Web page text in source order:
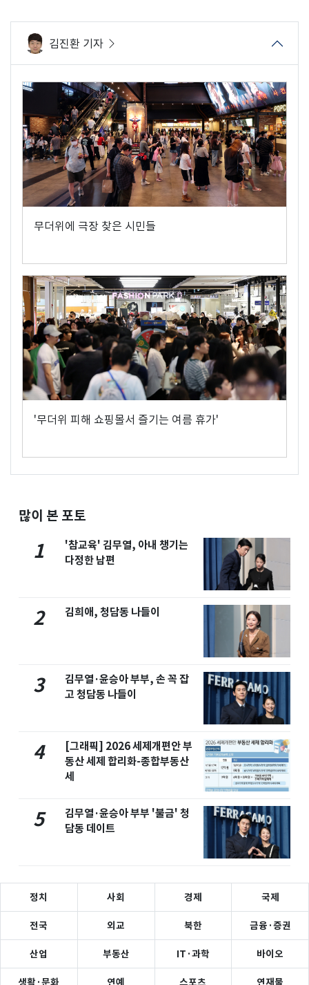
김진환 기자
무더위에 극장 찾은 시민들
'무더위 피해 쇼핑몰서 즐기는 여름 휴가'
많이 본 포토
1
'참교육' 김무열, 아내 챙기는
다정한 남편
2 김희애, 청담동 나들이
3
김무열·윤승아 부부, 손 꼭 잡
고 청담동 나들이
4
[그래픽] 2026 세제개편안 부
동산 세제 합리화-종합부동산
세
5
김무열·윤승아 부부 '불금' 청
담동 데이트
정치 사회 경제 국제
전국 외교 북한 금융·증권
산업 부동산 IT·과학 바이오